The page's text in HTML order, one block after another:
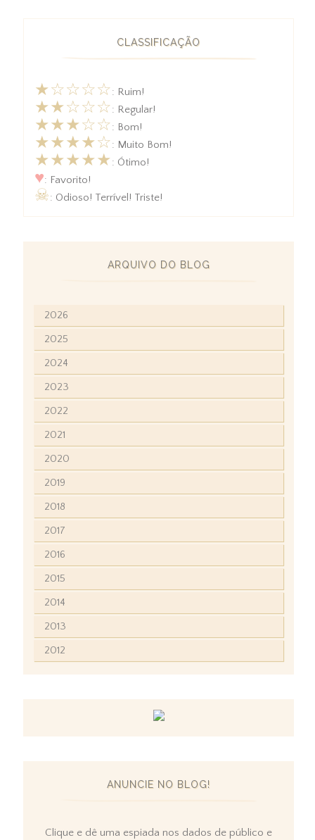
CLASSIFICAÇÃO
★☆☆☆☆: Ruim!
★★☆☆☆: Regular!
★★★☆☆: Bom!
★★★★☆: Muito Bom!
★★★★★: Ótimo!
♥: Favorito!
☠: Odioso! Terrível! Triste!
ARQUIVO DO BLOG
2026
2025
2024
2023
2022
2021
2020
2019
2018
2017
2016
2015
2014
2013
2012
ANUNCIE NO BLOG!
Clique e dê uma espiada nos dados de público e